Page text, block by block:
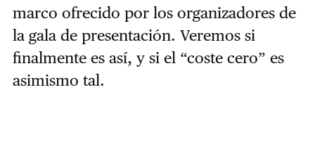
marco ofrecido por los organizadores de
la gala de presentación. Veremos si
finalmente es así, y si el “coste cero” es
asimismo tal.